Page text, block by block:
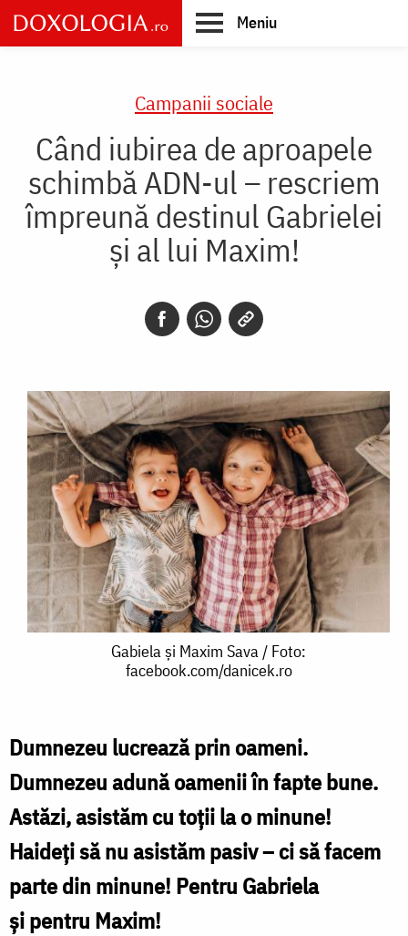
Skip
to
main
Meniu
Campanii sociale
Când iubirea de aproapele
schimbă ADN-ul – rescriem
împreună destinul Gabrielei
și al lui Maxim!
Sava
/
Foto:
facebook.com/danicek.ro
Gabiela și Maxim Sava / Foto:
facebook.com/danicek.ro
Dumnezeu lucrează prin oameni.
Dumnezeu adună oamenii în fapte bune.
Astăzi, asistăm cu toții la o minune!
Haideți să nu asistăm pasiv – ci să facem
parte din minune! Pentru Gabriela
și pentru Maxim!